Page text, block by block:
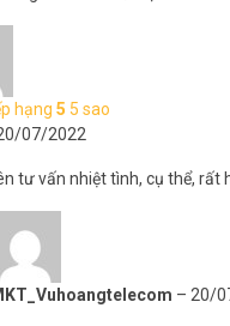
hạng 5 5 sao
07/2022
tư vấn nhiệt tình, cụ thể, rất
– 20/